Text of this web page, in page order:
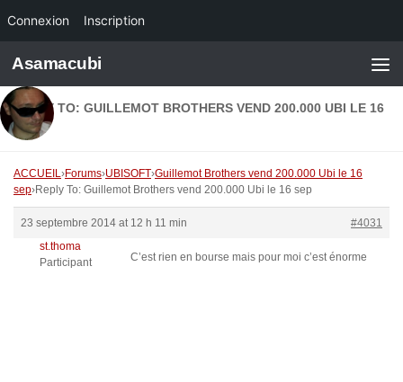
Connexion Inscription
Skip to content
Asamacubi
REPLY TO: GUILLEMOT BROTHERS VEND 200.000 UBI LE 16
SEP
ACCUEIL›Forums›UBISOFT›Guillemot Brothers vend 200.000 Ubi le 16
sep›Reply To: Guillemot Brothers vend 200.000 Ubi le 16 sep
23 septembre 2014 at 12 h 11 min
#4031
st.thoma
Participant
C’est rien en bourse mais pour moi c’est énorme